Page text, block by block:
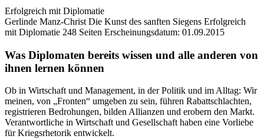
Erfolgreich mit Diplomatie
Buchdetails
Gerlinde Manz-Christ Die Kunst des sanften Siegens Erfolgreich
mit Diplomatie 248 Seiten Erscheinungsdatum: 01.09.2015
Beschreibung
Was Diplomaten bereits wissen und alle anderen von
ihnen lernen können
Ob in Wirtschaft und Management, in der Politik und im Alltag: Wir
meinen, von „Fronten“ umgeben zu sein, führen Rabattschlachten,
registrieren Bedrohungen, bilden Allianzen und erobern den Markt.
Verantwortliche in Wirtschaft und Gesellschaft haben eine Vorliebe
für Kriegsrhetorik entwickelt.